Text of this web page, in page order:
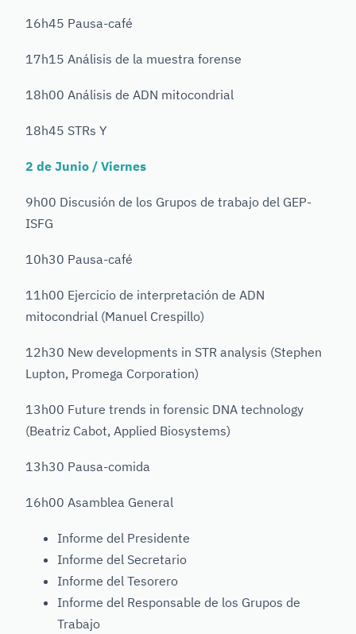
16h45 Pausa-café
17h15 Análisis de la muestra forense
18h00 Análisis de ADN mitocondrial
18h45 STRs Y
2 de Junio / Viernes
9h00 Discusión de los Grupos de trabajo del GEP-
ISFG
10h30 Pausa-café
11h00 Ejercicio de interpretación de ADN
mitocondrial (Manuel Crespillo)
12h30 New developments in STR analysis (Stephen
Lupton, Promega Corporation)
13h00 Future trends in forensic DNA technology
(Beatriz Cabot, Applied Biosystems)
13h30 Pausa-comida
16h00 Asamblea General
Informe del Presidente
Informe del Secretario
Informe del Tesorero
Informe del Responsable de los Grupos de
Trabajo